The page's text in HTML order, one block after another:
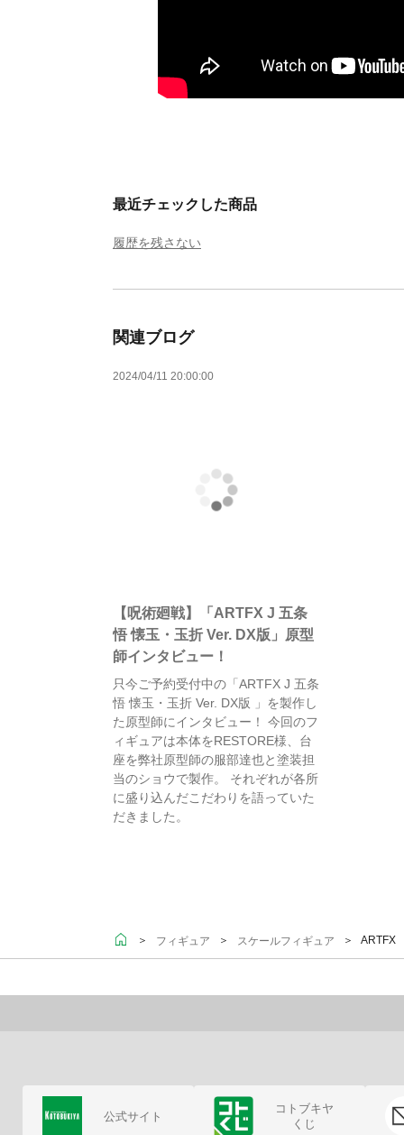
最近チェックした商品
履歴を残さない
関連ブログ
2024/04/11 20:00:00
【呪術廻戦】「ARTFX J 五条
悟 懐玉・玉折 Ver. DX版」原型
師インタビュー！
只今ご予約受付中の「ARTFX J 五条
悟 懐玉・玉折 Ver. DX版 」を製作し
た原型師にインタビュー！ 今回のフ
ィギュアは本体をRESTORE様、台
座を弊社原型師の服部達也と塗装担
当のショウで製作。 それぞれが各所
に盛り込んだこだわりを語っていた
だきました。
＞ フィギュア ＞ スケールフィギュア ＞
公式サイト
コトブキヤ
くじ